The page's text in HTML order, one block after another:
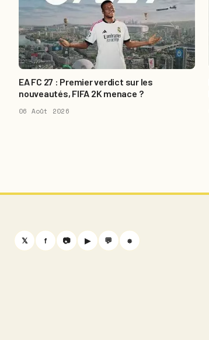
EA FC 27 : Premier verdict sur les
nouveautés, FIFA 2K menace ?
06 Août 2026
𝕏 f 📷 ▶ 💬 ⎈